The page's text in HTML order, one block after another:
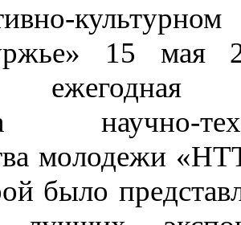
культурном
15 мая
ежегодная
научно-
молодежи
было